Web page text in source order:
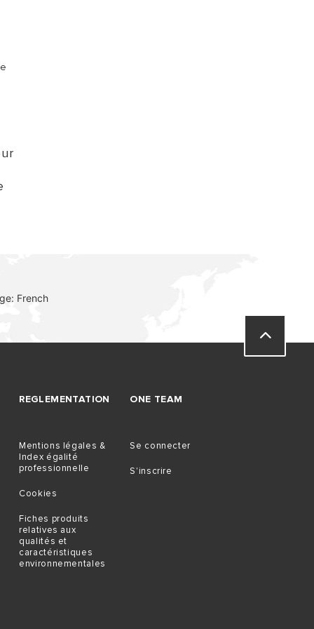
French
REGLEMENTATION
Mentions légales &
Index égalité
professionnelle
Cookies
Fiches produits
relatives aux
qualités et
caractéristiques
environnementales
ONE TEAM
Se connecter
S'inscrire